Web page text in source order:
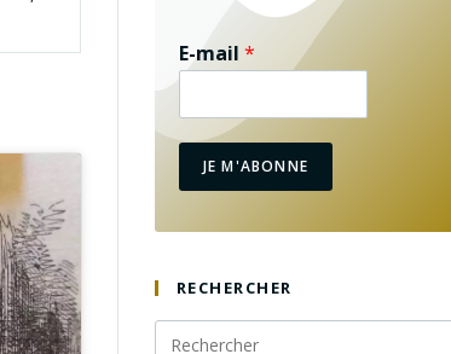
E-mail *
JE M'ABONNE
RECHERCHER